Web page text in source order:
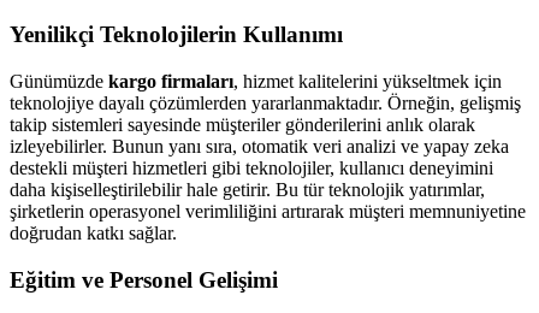
Yenilikçi Teknolojilerin Kullanımı
Günümüzde kargo firmaları, hizmet kalitelerini yükseltmek için
teknolojiye dayalı çözümlerden yararlanmaktadır. Örneğin, gelişmiş
takip sistemleri sayesinde müşteriler gönderilerini anlık olarak
izleyebilirler. Bunun yanı sıra, otomatik veri analizi ve yapay zeka
destekli müşteri hizmetleri gibi teknolojiler, kullanıcı deneyimini
daha kişiselleştirilebilir hale getirir. Bu tür teknolojik yatırımlar,
şirketlerin operasyonel verimliliğini artırarak müşteri memnuniyetine
doğrudan katkı sağlar.
Eğitim ve Personel Gelişimi